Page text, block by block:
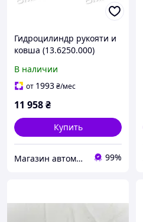
Гидроцилиндр рукояти и
ковша (13.6250.000)
ЭО-2621А,В,В1,В2,-2203,-2
626 (пр-во ВЗТА)
В наличии
от 1993₴/мес
11 958₴
Купить
Магазин автомобильных деталей 99%